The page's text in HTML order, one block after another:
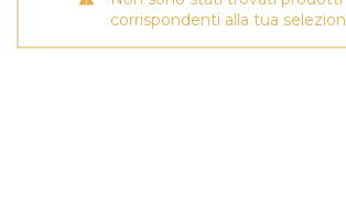
corrispondenti alla tua